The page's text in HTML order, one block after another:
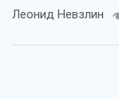
Леонид Невзлин